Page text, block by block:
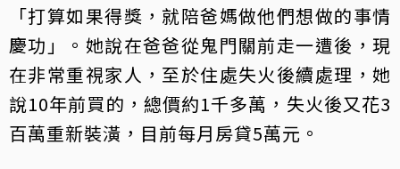
「打算如果得獎，就陪爸媽做他們想做的事情
慶功」。她說在爸爸從鬼門關前走一遭後，現
在非常重視家人，至於住處失火後續處理，她
說10年前買的，總價約1千多萬，失火後又花3
百萬重新裝潢，目前每月房貸5萬元。